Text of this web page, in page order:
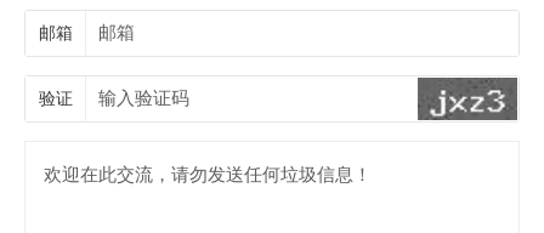
邮箱
验证